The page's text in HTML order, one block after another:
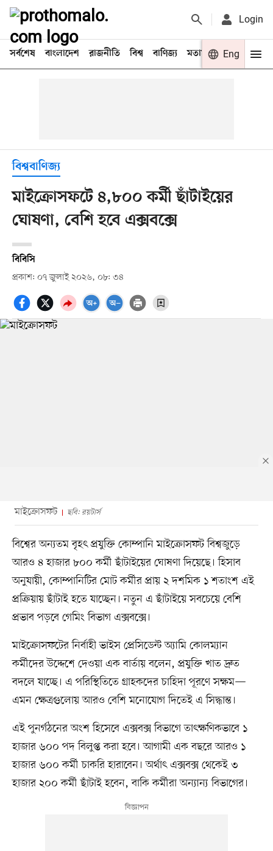
Login
সর্বশেষ বাংলাদেশ রাজনীতি বিশ্ব বাণিজ্য মতামত খেলা
Eng
বিশ্ববাণিজ্য
মাইক্রোসফটে ৪,৮০০ কর্মী ছাঁটাইয়ের
ঘোষণা, বেশি হবে এক্সবক্সে
বিবিসি
প্রকাশ: ০৭ জুলাই ২০২৬, ০৮: ৩৪
মাইক্রোসফট ছবি: রয়টার্স
বিশ্বের অন্যতম বৃহৎ প্রযুক্তি কোম্পানি মাইক্রোসফট বিশ্বজুড়ে
আরও ৪ হাজার ৮০০ কর্মী ছাঁটাইয়ের ঘোষণা দিয়েছে। হিসাব
অনুযায়ী, কোম্পানিটির মোট কর্মীর প্রায় ২ দশমিক ১ শতাংশ এই
প্রক্রিয়ায় ছাঁটাই হতে যাচ্ছেন। নতুন এ ছাঁটাইয়ে সবচেয়ে বেশি
প্রভাব পড়বে গেমিং বিভাগ এক্সবক্সে।
মাইক্রোসফটের নির্বাহী ভাইস প্রেসিডেন্ট অ্যামি কোলম্যান
কর্মীদের উদ্দেশে দেওয়া এক বার্তায় বলেন, প্রযুক্তি খাত দ্রুত
বদলে যাচ্ছে। এ পরিস্থিতিতে গ্রাহকদের চাহিদা পূরণে সক্ষম—
এমন ক্ষেত্রগুলোয় আরও বেশি মনোযোগ দিতেই এ সিদ্ধান্ত।
এই পুনর্গঠনের অংশ হিসেবে এক্সবক্স বিভাগে তাৎক্ষণিকভাবে ১
হাজার ৬০০ পদ বিলুপ্ত করা হবে। আগামী এক বছরে আরও ১
হাজার ৬০০ কর্মী চাকরি হারাবেন। অর্থাৎ এক্সবক্স থেকেই ৩
হাজার ২০০ কর্মী ছাঁটাই হবেন, বাকি কর্মীরা অন্যান্য বিভাগের।